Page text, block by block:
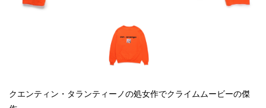
クエンティン・タランティーノの処女作でクライムムービーの傑